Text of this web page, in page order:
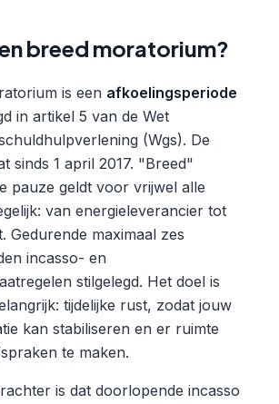
breed moratorium?
is een afkoelingsperiode
in artikel 5 van de Wet
(Wgs). De
sinds 1 april 2017. "Breed"
pauze geldt voor vrijwel alle
van energieleverancier tot
Gedurende maximaal zes
incasso- en
stilgelegd. Het doel is
tijdelijke rust, zodat jouw
kan stabiliseren en er ruimte
te maken.
is dat doorlopende incasso